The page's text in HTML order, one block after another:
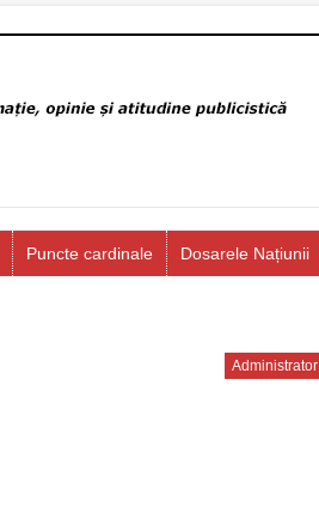
Puncte cardinale Dosarele Națiunii
Administrator